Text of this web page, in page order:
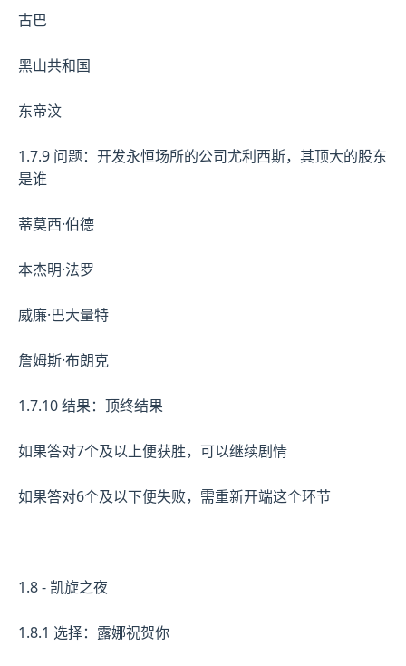
古巴
黑山共和国
东帝汶
1.7.9 问题：开发永恒场所的公司尤利西斯，其顶大的股东
是谁
蒂莫西·伯德
本杰明·法罗
威廉·巴大量特
詹姆斯·布朗克
1.7.10 结果：顶终结果
如果答对7个及以上便获胜，可以继续剧情
如果答对6个及以下便失败，需重新开端这个环节
1.8 - 凯旋之夜
1.8.1 选择：露娜祝贺你